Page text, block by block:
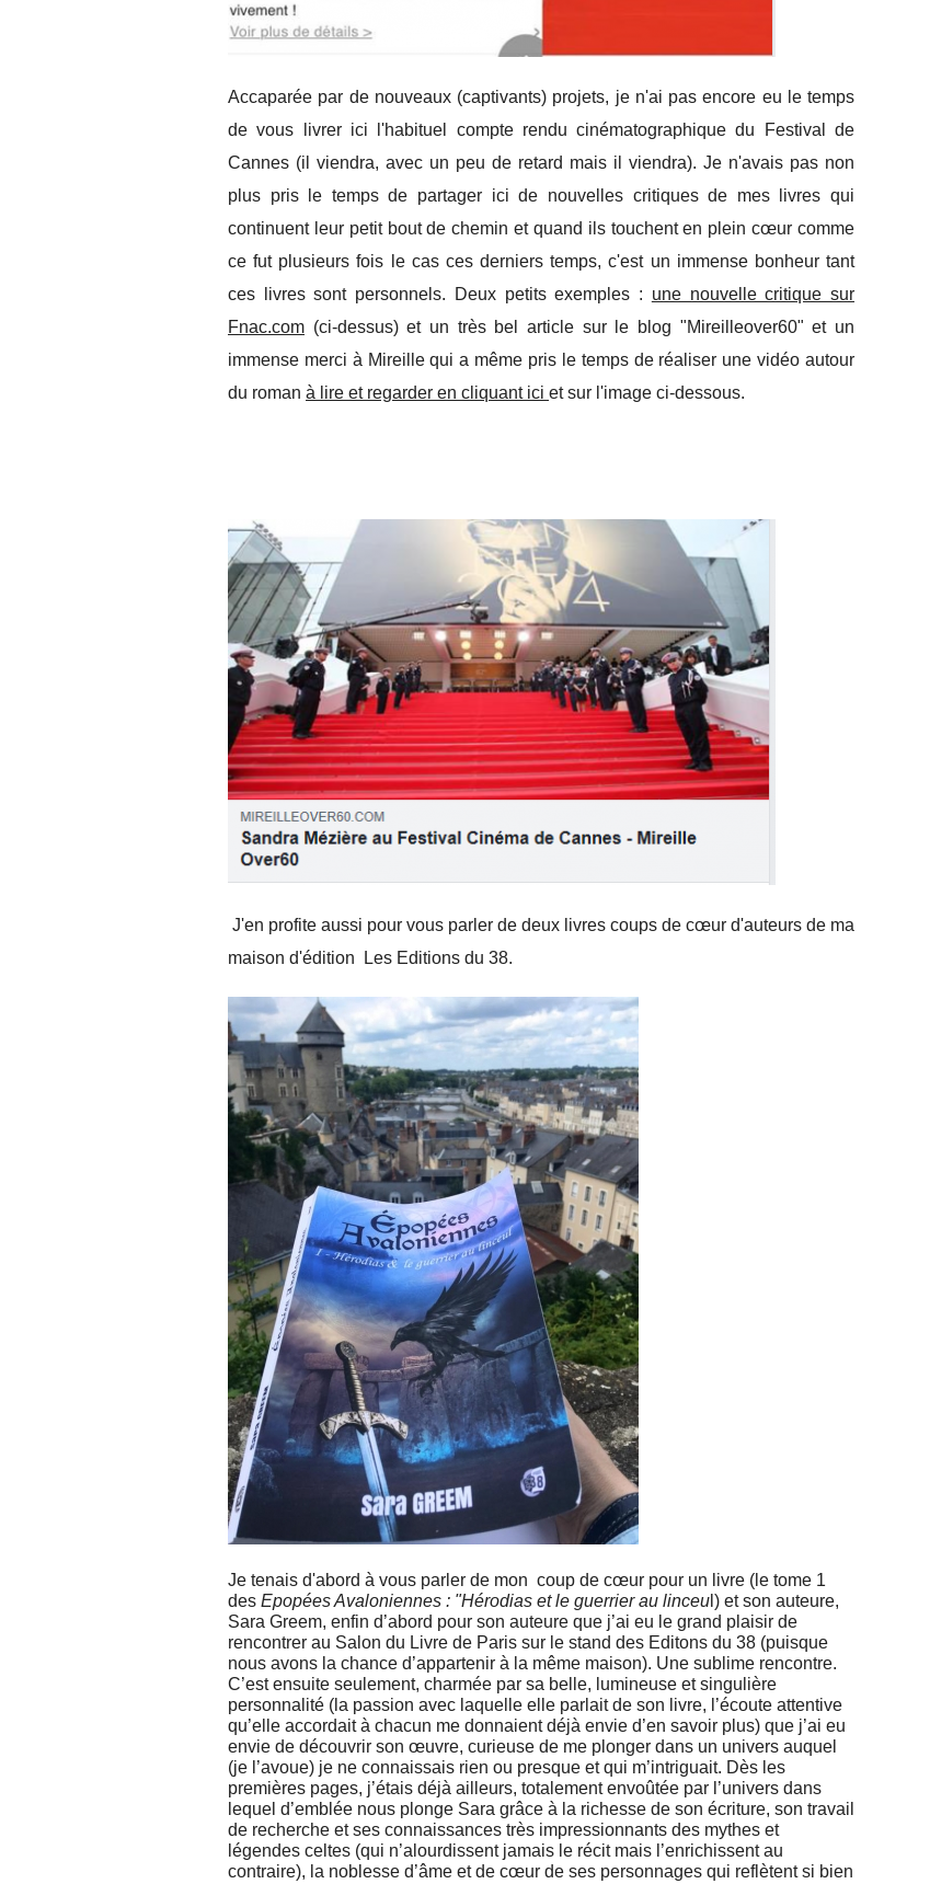
Accaparée par de nouveaux (captivants) projets, je n'ai pas encore eu le temps
de vous livrer ici l'habituel compte rendu cinématographique du Festival de
Cannes (il viendra, avec un peu de retard mais il viendra). Je n'avais pas non
plus pris le temps de partager ici de nouvelles critiques de mes livres qui
continuent leur petit bout de chemin et quand ils touchent en plein cœur comme
ce fut plusieurs fois le cas ces derniers temps, c'est un immense bonheur tant
ces livres sont personnels. Deux petits exemples : une nouvelle critique sur
Fnac.com (ci-dessus) et un très bel article sur le blog "Mireilleover60" et un
immense merci à Mireille qui a même pris le temps de réaliser une vidéo autour
du roman à lire et regarder en cliquant ici et sur l'image ci-dessous.
J'en profite aussi pour vous parler de deux livres coups de cœur d'auteurs de ma
maison d'édition Les Editions du 38.
Je tenais d'abord à vous parler de mon coup de cœur pour un livre (le tome 1
des Epopées Avaloniennes : "Hérodias et le guerrier au linceu l) et son auteure,
Sara Greem, enfin d’abord pour son auteure que j’ai eu le grand plaisir de
rencontrer au Salon du Livre de Paris sur le stand des Editons du 38 (puisque
nous avons la chance d’appartenir à la même maison). Une sublime rencontre.
C’est ensuite seulement, charmée par sa belle, lumineuse et singulière
personnalité (la passion avec laquelle elle parlait de son livre, l’écoute attentive
qu’elle accordait à chacun me donnaient déjà envie d’en savoir plus) que j’ai eu
envie de découvrir son œuvre, curieuse de me plonger dans un univers auquel
(je l’avoue) je ne connaissais rien ou presque et qui m’intriguait. Dès les
premières pages, j’étais déjà ailleurs, totalement envoûtée par l’univers dans
lequel d’emblée nous plonge Sara grâce à la richesse de son écriture, son travail
de recherche et ses connaissances très impressionnants des mythes et
légendes celtes (qui n’alourdissent jamais le récit mais l’enrichissent au
contraire), la noblesse d’âme et de cœur de ses personnages qui reflètent si bien